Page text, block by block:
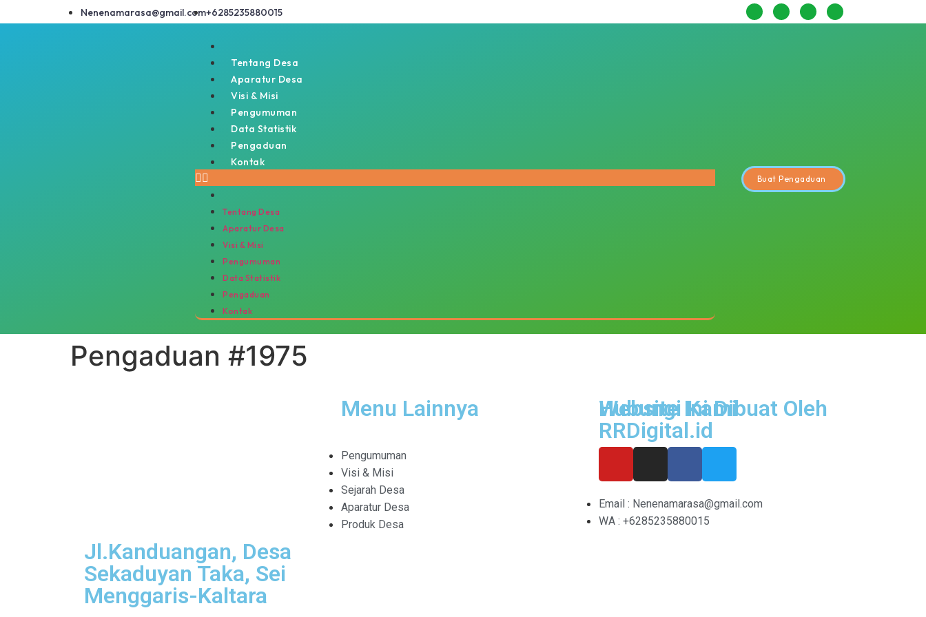
Nenenamarasa@gmail.com+6285235880015
Tentang Desa
Aparatur Desa
Visi & Misi
Pengumuman
Data Statistik
Pengaduan
Kontak
Tentang Desa
Aparatur Desa
Visi & Misi
Pengumuman
Data Statistik
Pengaduan
Kontak
Buat Pengaduan
Pengaduan #1975
Jl.Kanduangan, Desa
Sekaduyan Taka, Sei
Menggaris-Kaltara
Menu Lainnya
Pengumuman
Visi & Misi
Sejarah Desa
Aparatur Desa
Produk Desa
Hubungi Kami
Email : Nenenamarasa@gmail.com
WA : +6285235880015
Website Ini Dibuat Oleh
RRDigital.id